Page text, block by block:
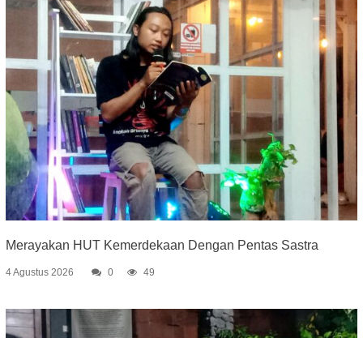
Merayakan HUT Kemerdekaan Dengan Pentas Sastra
4 Agustus 2026 0 49